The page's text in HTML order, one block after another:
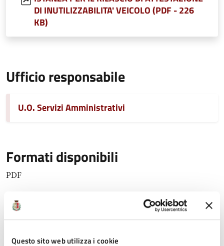
Questo sito web utilizza i cookie
DI INUTILIZZABILITA' VEICOLO (PDF - 226
KB)
Ufficio responsabile
U.O. Servizi Amministrativi
Formati disponibili
PDF
Licenza distribuzione
licenza aperta